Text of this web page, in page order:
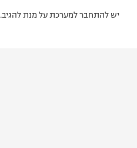
יש להתחבר למערכת על מנת להגיב.